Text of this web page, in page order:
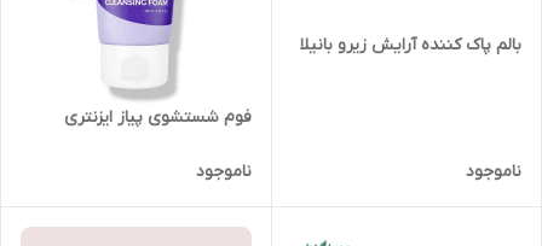
بالم پاک کننده آرایش زیرو بانیلا
ناموجود
فوم شستشوی پیاز ایزنتری
ناموجود